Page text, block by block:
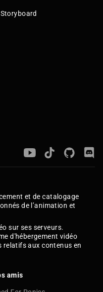
et de catalogage
de l’animation et
sur ses serveurs.
d'hébergement vidéo
aux contenus en
amis